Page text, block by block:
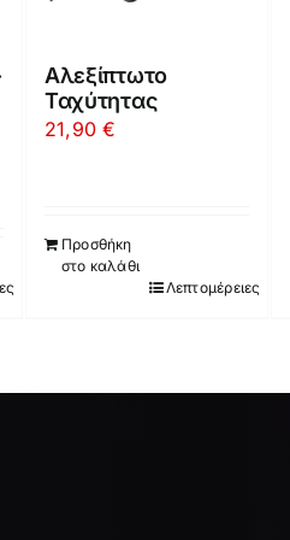
Αλεξίπτωτο
Ταχύτητας
21,90€
Προσθήκη
στο καλάθι
Λεπτομέρειες